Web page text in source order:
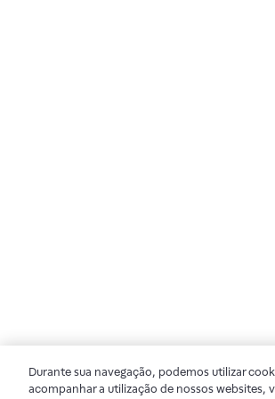
Durante sua navegação, podemos utilizar
acompanhar a utilização de nossos